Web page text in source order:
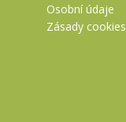
Osobní údaje
Zásady cookies